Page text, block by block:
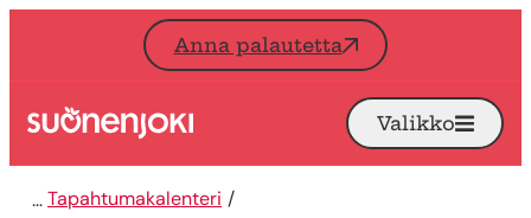
Siirry sisältöön
Anna palautetta
Etusivu Avaa
Valikko
Tapahtumakalenteri